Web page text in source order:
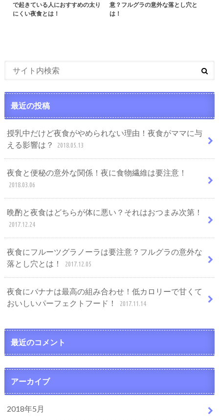
で起きている人におすすめの太り
にくい夜食とは！
意？フルグラの意外な落とし穴と
は！
最近の投稿
授乳中だけど夜食がやめられない理由！夜食がママに与
える影響は？
2018.05.13
夜食と便秘の意外な関係！夜に食物繊維は要注意！
2018.03.06
晩酌と夜食はどちらが体に悪い？それはおつまみ次第！
2017.12.24
夜食にフルーツグラノーラは要注意？フルグラの意外な
落とし穴とは！
2017.12.05
夜食にバナナは最高の組み合わせ！低カロリーで甘くて
おいしいパーフェクトフード！
2017.11.14
最近のコメント
アーカイブ
2018年5月